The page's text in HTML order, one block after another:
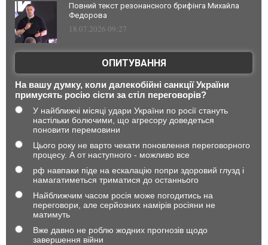
Повний текст резонансного брифінга Михайла
Федорова
18.07.2026 09:27
ОПИТУВАННЯ
На вашу думку, коли далекобійні санкції України
примусять росію сісти за стіл переговорів?
У найближчі місяці удари України по росії стануть
настільки болючими, що агресору доведеться
поновити перемовини
Цього року не варто чекати поновлення переговорного
процесу. А от наступного - можливо все
рф навпаки піде на ескалацію попри здоровий глузд і
намагатиметься триматися до останнього
Найближчим часом росія може погодитись на
переговори, але серйозних намірів росіяни не
матимуть
Вже давно не роблю жодних прогнозів щодо
завершення війни